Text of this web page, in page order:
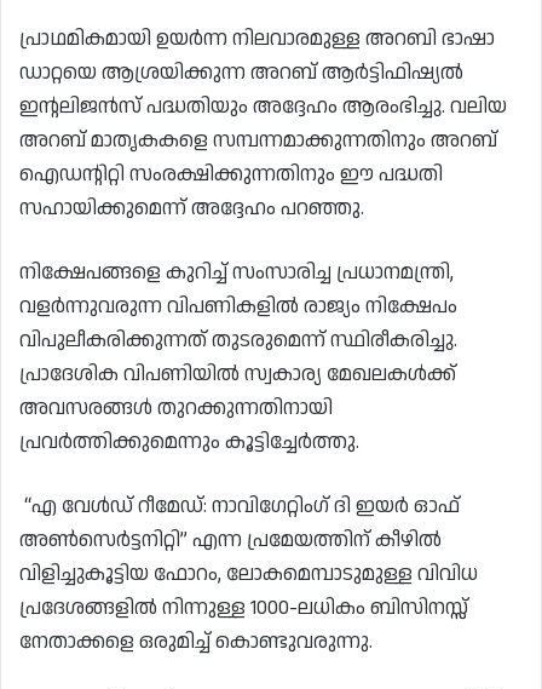
പ്രാഥമികമായി ഉയർന്ന നിലവാരമുള്ള അറബി ഭാഷാ
ഡാറ്റയെ ആശ്രയിക്കുന്ന അറബ് ആർട്ടിഫിഷ്യൽ
ഇൻ്റലിജൻസ് പദ്ധതിയും അദ്ദേഹം ആരംഭിച്ചു. വലിയ
അറബ് മാതൃകകളെ സമ്പന്നമാക്കുന്നതിനും അറബ്
ഐഡൻ്റിറ്റി സംരക്ഷിക്കുന്നതിനും ഈ പദ്ധതി
സഹായിക്കുമെന്ന് അദ്ദേഹം പറഞ്ഞു.
നിക്ഷേപങ്ങളെ കുറിച്ച് സംസാരിച്ച പ്രധാനമന്ത്രി,
വളർന്നുവരുന്ന വിപണികളിൽ രാജ്യം നിക്ഷേപം
വിപുലീകരിക്കുന്നത് തുടരുമെന്ന് സ്ഥിരീകരിച്ചു.
പ്രാദേശിക വിപണിയിൽ സ്വകാര്യ മേഖലകൾക്ക്
അവസരങ്ങൾ തുറക്കുന്നതിനായി
പ്രവർത്തിക്കുമെന്നും കൂട്ടിച്ചേർത്തു.
“എ വേൾഡ് റീമേഡ്: നാവിഗേറ്റിംഗ് ദി ഇയർ ഓഫ്
അൺസെർട്ടനിറ്റി” എന്ന പ്രമേയത്തിന് കീഴിൽ
വിളിച്ചുകൂട്ടിയ ഫോറം, ലോകമെമ്പാടുമുള്ള വിവിധ
പ്രദേശങ്ങളിൽ നിന്നുള്ള 1000-ലധികം ബിസിനസ്സ്
നേതാക്കളെ ഒരുമിച്ച് കൊണ്ടുവരുന്നു.